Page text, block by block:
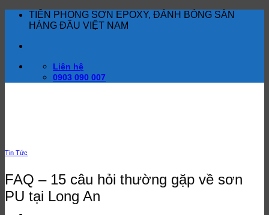
dung
TIÊN PHONG SƠN EPOXY, ĐÁNH BÓNG SÀN
HÀNG ĐẦU VIỆT NAM
Liên hệ
0903 090 007
Tin Tức
FAQ – 15 câu hỏi thường gặp về sơn
PU tại Long An